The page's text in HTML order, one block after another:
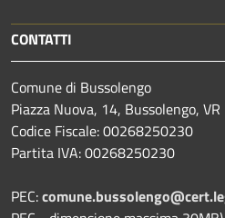
CONTATTI
Comune di Bussolengo
Piazza Nuova, 14, Bussolengo,
Codice Fiscale: 00268250230
Partita IVA: 00268250230
PEC: